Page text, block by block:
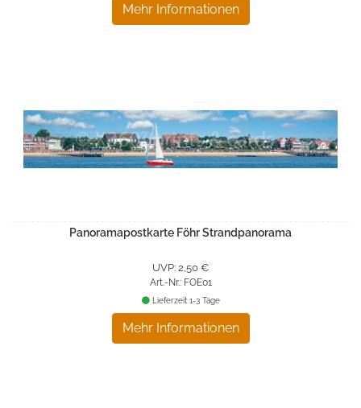
Mehr Informationen
Panoramapostkarte Föhr Strandpanorama
UVP: 2,50 €
Art.-Nr.: FOE01
Mehr Informationen
Lieferzeit 1-3 Tage